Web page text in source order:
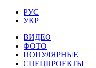
РУС
УКР
ВИДЕО
ФОТО
ПОПУЛЯРНЫЕ
СПЕЦПРОЕКТЫ